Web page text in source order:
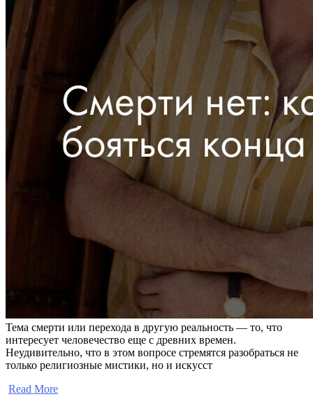
Тема смерти или перехода в другую реальность — то, что
интересует человечество еще с древних времен.
Неудивительно, что в этом вопросе стремятся разобраться не
только религиозные мистики, но и искусст
Read More